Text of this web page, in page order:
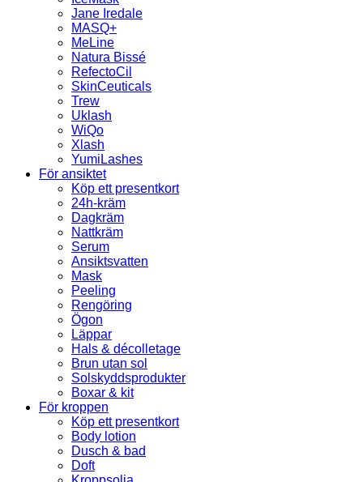
Jane Iredale
MASQ+
MeLine
Natura Bissé
RefectoCil
SkinCeuticals
Trew
Uklash
WiQo
Xlash
YumiLashes
För ansiktet
Köp ett presentkort
24h-kräm
Dagkräm
Nattkräm
Serum
Ansiktsvatten
Mask
Peeling
Rengöring
Ögon
Läppar
Hals & décolletage
Brun utan sol
Solskyddsprodukter
Boxar & kit
För kroppen
Köp ett presentkort
Body lotion
Dusch & bad
Doft